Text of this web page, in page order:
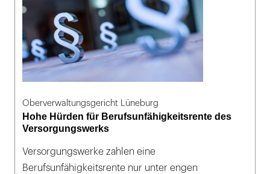
Oberverwaltungsgericht Lüneburg
Hohe Hürden für Berufsunfähigkeitsrente des
Versorgungswerks
Versorgungswerke zahlen eine
Berufsunfähigkeitsrente nur unter engen